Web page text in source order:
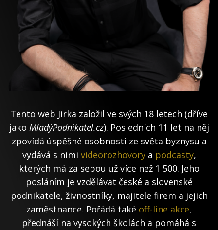
Tento web Jirka založil ve svých 18 letech (dříve
jako MladýPodnikatel.cz). Posledních 11 let na něj
zpovídá úspěšné osobnosti ze světa byznysu a
vydává s nimi videorozhovorya podcasty,
kterých má za sebou už více než 1 500. Jeho
posláním je vzdělávat české a slovenské
podnikatele, živnostníky, majitele firem a jejich
zaměstnance. Pořádá také off-line akce,
přednáší na vysokých školách a pomáhá s